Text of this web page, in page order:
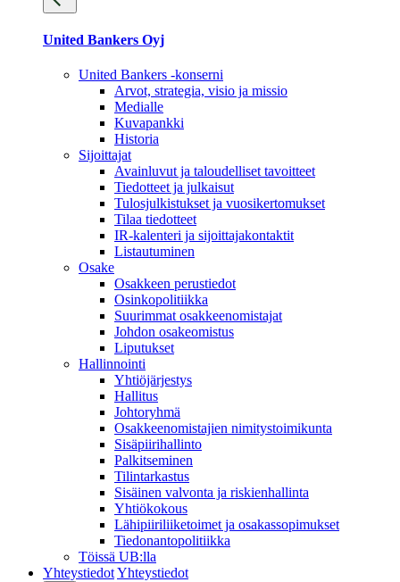
United Bankers Oyj
United Bankers -konserni
Arvot, strategia, visio ja missio
Medialle
Kuvapankki
Historia
Sijoittajat
Avainluvut ja taloudelliset tavoitteet
Tiedotteet ja julkaisut
Tulosjulkistukset ja vuosikertomukset
Tilaa tiedotteet
IR-kalenteri ja sijoittajakontaktit
Listautuminen
Osake
Osakkeen perustiedot
Osinkopolitiikka
Suurimmat osakkeenomistajat
Johdon osakeomistus
Liputukset
Hallinnointi
Yhtiöjärjestys
Hallitus
Johtoryhmä
Osakkeenomistajien nimitystoimikunta
Sisäpiirihallinto
Palkitseminen
Tilintarkastus
Sisäinen valvonta ja riskienhallinta
Yhtiökokous
Lähipiiriliiketoimet ja osakassopimukset
Tiedonantopolitiikka
Töissä UB:lla
YhteystiedotYhteystiedot